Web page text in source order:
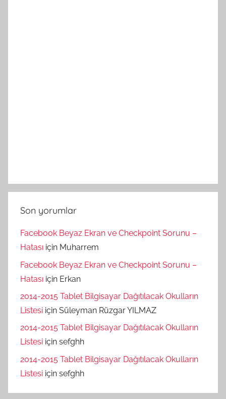
Son yorumlar
Facebook Beyaz Ekran ve Checkpoint Sorunu –
Hatası için Muharrem
Facebook Beyaz Ekran ve Checkpoint Sorunu –
Hatası için Erkan
2014-2015 Tablet Bilgisayar Dağıtılacak Okulların
Listesi için Süleyman Rüzgar YILMAZ
2014-2015 Tablet Bilgisayar Dağıtılacak Okulların
Listesi için sefghh
2014-2015 Tablet Bilgisayar Dağıtılacak Okulların
Listesi için sefghh